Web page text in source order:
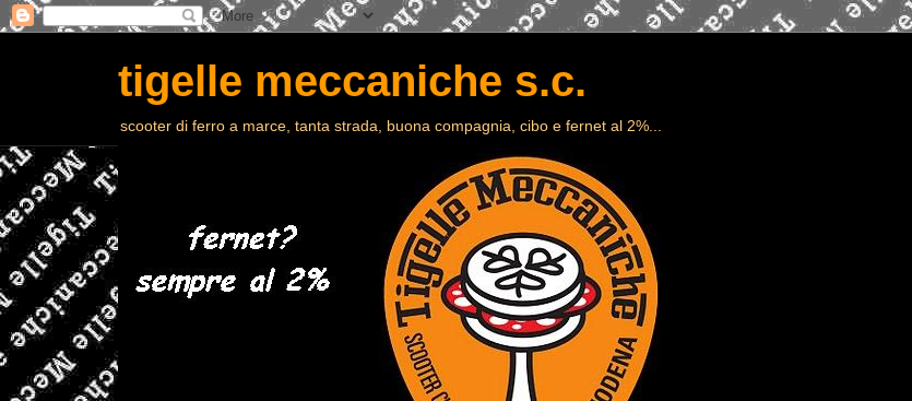
tigelle meccaniche s.c.
scooter di ferro a marce, tanta strada, buona compagnia, cibo e fernet al 2%...